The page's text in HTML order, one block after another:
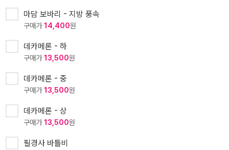
마담 보바리 - 지방 풍속
구매가14,400원
데카메론 - 하
구매가13,500원
데카메론 - 중
구매가13,500원
데카메론 - 상
구매가13,500원
필경사 바틀비